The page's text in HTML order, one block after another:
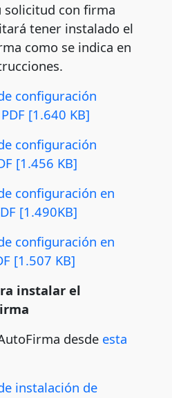
solicitud con firma
tener instalado el
como se indica en
configuración
[1.640 KB]
configuración
[1.456 KB]
configuración en
[1.490KB]
configuración en
[1.507 KB]
instalar el
desde esta
instalación de